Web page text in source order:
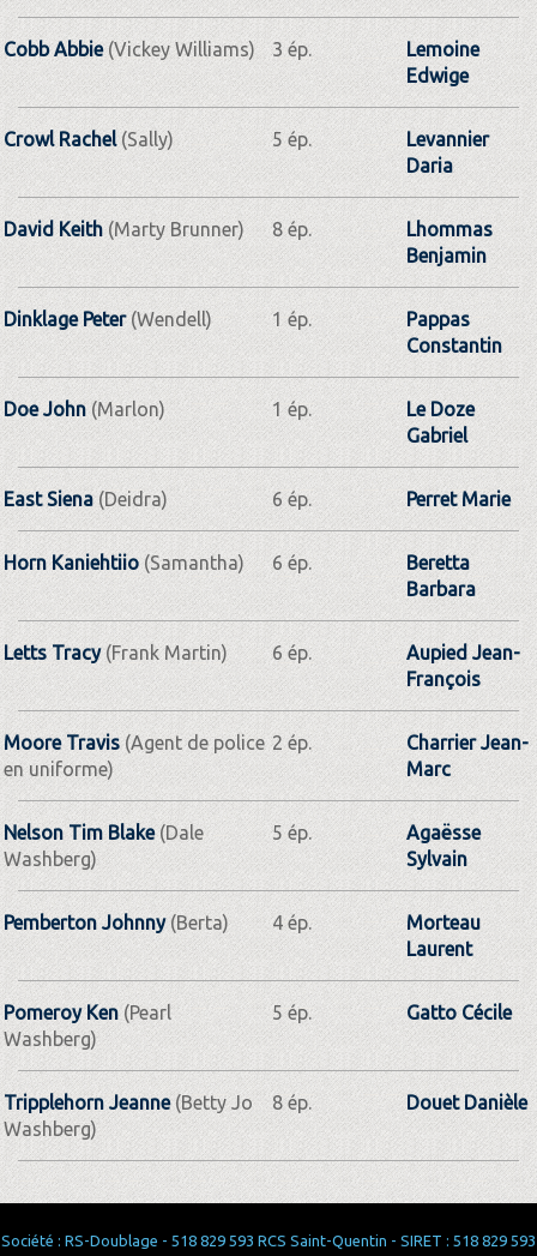
Cobb Abbie(Vickey Williams) 3 ép.
Lemoine
Edwige
Crowl Rachel(Sally) 5 ép.
Levannier
Daria
David Keith(Marty Brunner) 8 ép.
Lhommas
Benjamin
Dinklage Peter(Wendell) 1 ép.
Pappas
Constantin
Doe John (Marlon) 1 ép.
Le Doze
Gabriel
East Siena(Deidra) 6 ép. Perret Marie
Horn Kaniehtiio (Samantha) 6 ép.
Beretta
Barbara
Letts Tracy(Frank Martin) 6 ép.
Aupied Jean-
François
Moore Travis(Agent de police
en uniforme)
2 ép.
Charrier Jean-
Marc
Nelson Tim Blake(Dale
Washberg)
5 ép.
Agaësse
Sylvain
Pemberton Johnny(Berta) 4 ép.
Morteau
Laurent
Pomeroy Ken (Pearl
Washberg)
5 ép. Gatto Cécile
Tripplehorn Jeanne(Betty Jo
Washberg)
8 ép. Douet Danièle
Société : RS-Doublage - 518 829 593 RCS Saint-Quentin - SIRET : 518 829 593